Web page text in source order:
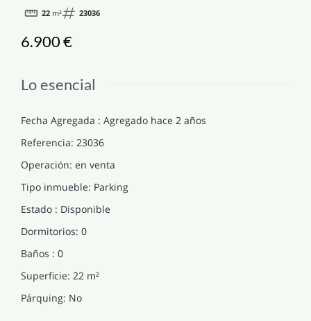
PERFIL
22 m² 23036
6.900 €
Lo esencial
Fecha Agregada : Agregado hace 2 años
Referencia: 23036
Operación: en venta
Tipo inmueble: Parking
Estado : Disponible
Dormitorios: 0
Baños : 0
Superficie: 22 m²
Párquing: No